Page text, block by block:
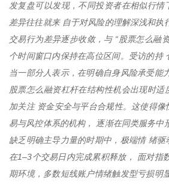
发复盘可以发现，不同投资者在相似行情
差异往往就来 自于对风险的理解深浅和执
交易行为差异逐步收敛，与 “股票怎么融
个时间窗口内保持在高位区间。受访的持
当一部分人表示，在明确自身风险承受能
股票怎么融资杠杆在结构性机会出现时适
加关注 资金安全与平台合规性。这使得
易与风控体系的机构， 逐渐在同类服务中
缺乏明确主导力量的时期中，极端情 绪
在1–3个交易日内完成累积释放， 面对指
期环境，多数短线账户情绪触发型亏损明